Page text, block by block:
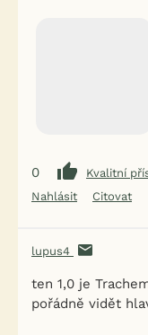
0
Kvalitní
Nahlásit
Citovat
lupus4
ten 1,0 je
pořádně vidět